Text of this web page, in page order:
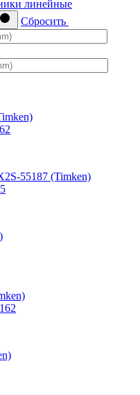
линейные
Сбросить
55187 (Timken)